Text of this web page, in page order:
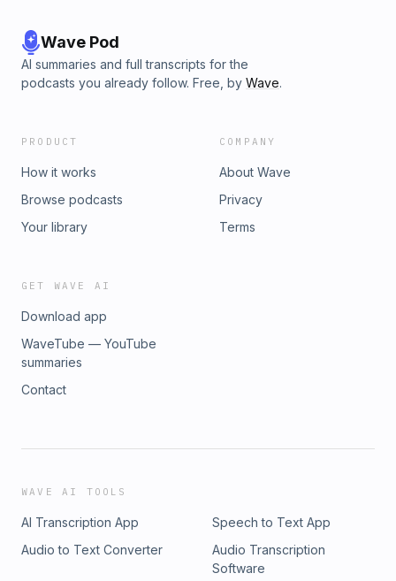
Wave Pod
AI summaries and full transcripts for the
podcasts you already follow. Free, by Wave.
PRODUCT
How it works
Browse podcasts
Your library
COMPANY
About Wave
Privacy
Terms
GET WAVE AI
Download app
WaveTube — YouTube
summaries
Contact
WAVE AI TOOLS
AI Transcription App
Speech to Text App
Audio to Text Converter
Audio Transcription
Software